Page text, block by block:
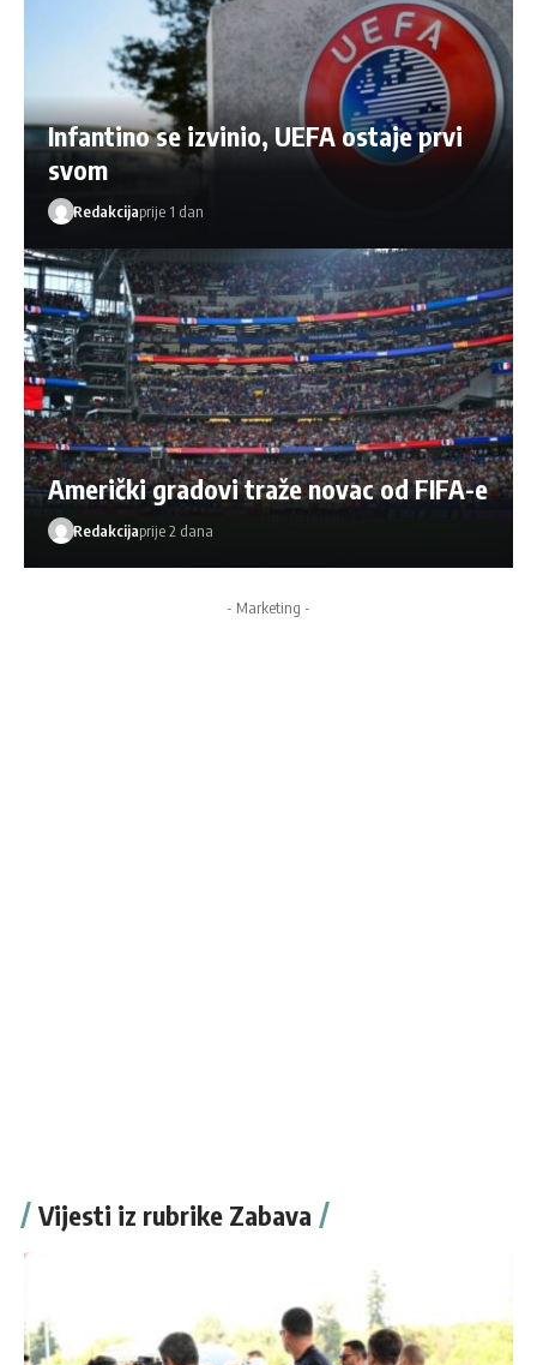
Infantino se izvinio, UEFA ostaje prvi
svom
Redakcijaprije 1 dan
Američki gradovi traže novac od FIFA-e
Redakcijaprije 2 dana
- Marketing -
Vijesti iz rubrike Zabava